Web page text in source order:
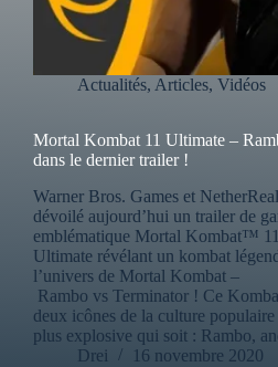
Actualités, Articles, Vidéos
Mortal Kombat 11 Ultimate –
dans le dernier trailer !
Warner Bros. Games et
dévoilé aujourd’hui un trailer de
emblématique Mortal Kombat™ 11
Ultimate révélant un kombat
l’univers de Mortal Kombat –
Rambo vs Terminator ! Ce
deux icônes de la culture
plus explosive qui soit : Rambo,
Drei
16 novembre 2020